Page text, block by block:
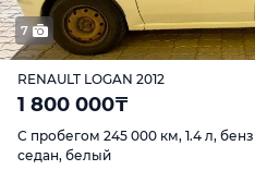
7
RENAULT LOGAN 2012
1 800 000₸
С пробегом 245 000 км, 1.4 л,
седан, белый